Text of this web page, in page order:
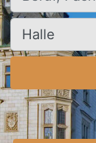
Ort, Stadt